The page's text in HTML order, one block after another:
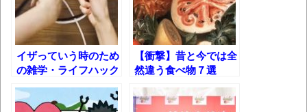
【動画】カニ、ちょっかい出してきた陰に
ブチギレ
長野県のなめこのデカさが規格外だったｗ
ｗ
新装版「ご冗談でしょう、ファインマンさ
イザっていう時のため
の雑学・ライフハック
まとめ！
【衝撃】昔と今では全
然違う食べ物７選